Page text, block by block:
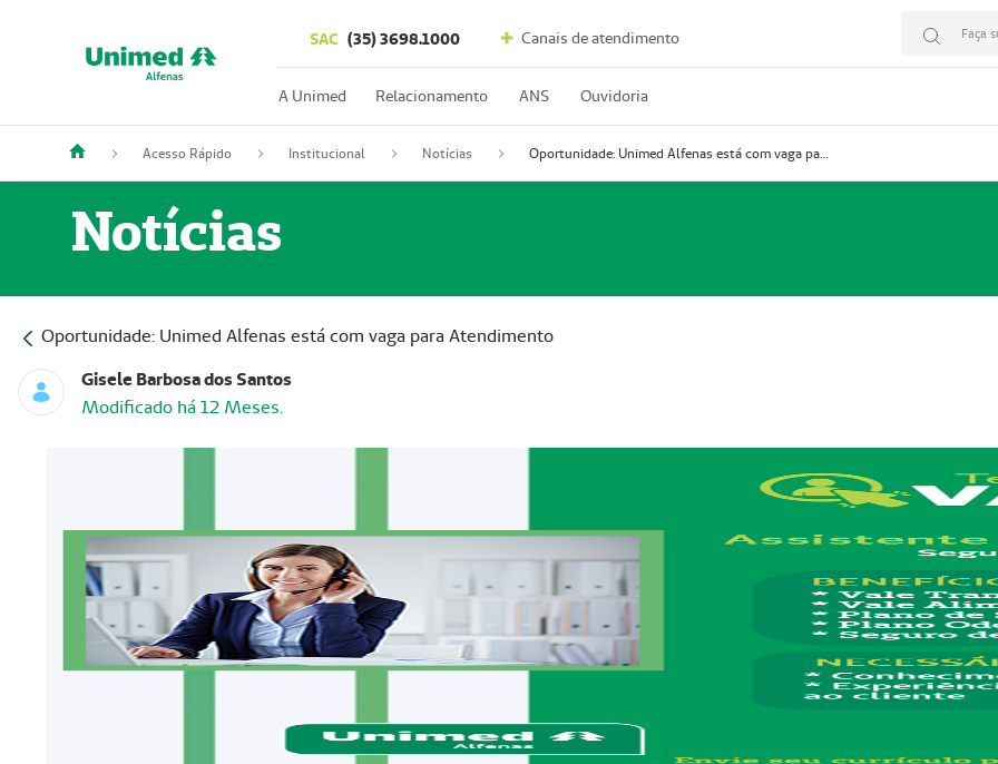
SAC (35) 3698.1000 Canais de atendimento Faça
A Unimed Relacionamento ANS Ouvidoria
Acesso Rápido Institucional Notícias Oportunidade: Unimed Alfenas está com vaga para Atendimento
Notícias
Oportunidade: Unimed Alfenas está com vaga para Atendimento
Gisele Barbosa dos Santos
Modificado há 12 Meses.